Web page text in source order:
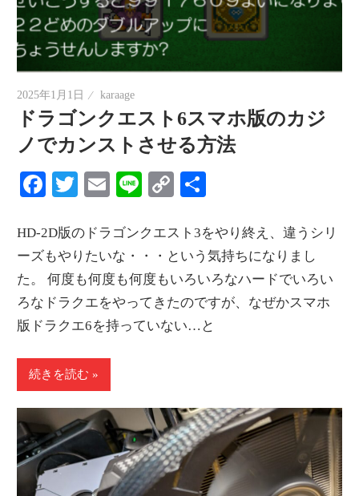
2025年1月1日 karaage
ドラゴンクエスト6スマホ版のカジ
ノでカンストさせる方法
Facebook
Twitter
EmailLineCopy
HD-2D版のドラゴンクエスト3をやり終え、違うシリ
ーズもやりたいな・・・という気持ちになりまし
た。 何度も何度も何度もいろいろなハードでいろい
ろなドラクエをやってきたのですが、なぜかスマホ
版ドラクエ6を持っていない…と
続きを読む